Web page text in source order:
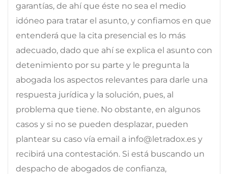
garantías, de ahí que éste no sea el medio
idóneo para tratar el asunto, y confiamos en que
entenderá que la cita presencial es lo más
adecuado, dado que ahí se explica el asunto con
detenimiento por su parte y le pregunta la
abogada los aspectos relevantes para darle una
respuesta jurídica y la solución, pues, al
problema que tiene. No obstante, en algunos
casos y si no se pueden desplazar, pueden
plantear su caso vía email a info@letradox.es y
recibirá una contestación. Si está buscando un
despacho de abogados de confianza,